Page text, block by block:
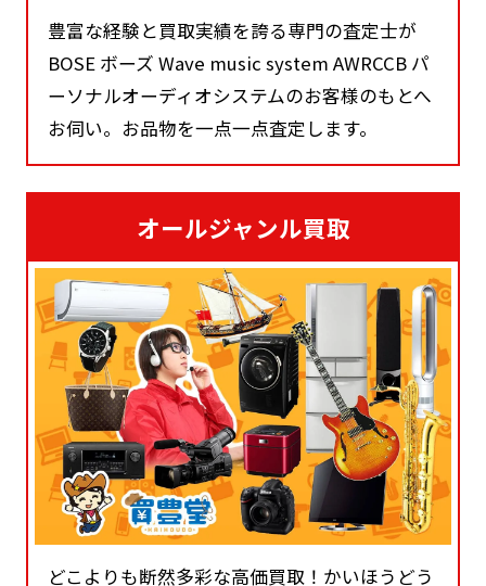
豊富な経験と買取実績を誇る専門の査定士が
BOSE ボーズ Wave music system AWRCCB パ
ーソナルオーディオシステムのお客様のもとへ
お伺い。お品物を一点一点査定します。
オールジャンル買取
どこよりも断然多彩な高価買取！かいほうどう